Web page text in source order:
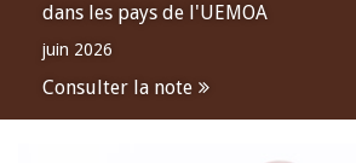
dans les pays de l'UEMOA
juin 2026
Consulter la note